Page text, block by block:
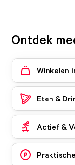
Ontdek
Winkelen
Eten &
Actief &